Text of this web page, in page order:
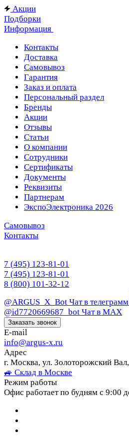
Акции
Подборки
Информация
Контакты
Доставка
Самовывоз
Гарантия
Заказ и оплата
Персональный раздел
Бренды
Акции
Отзывы
Статьи
О компании
Сотрудники
Сертификаты
Документы
Реквизиты
Партнерам
ЭкспоЭлектроника 2026
Самовывоз
Контакты
7 (495) 123-81-01
7 (495) 123-81-01
8 (800) 101-32-12
@ARGUS_X_Bot Чат в телеграмм
@id7720669687_bot Чат в МАХ
Заказать звонок
E-mail
info@argus-x.ru
Адрес
г. Москва, ул. Золоторожский
🚙 Склад в Москве
Режим работы
Офис работает по будням с 9:00